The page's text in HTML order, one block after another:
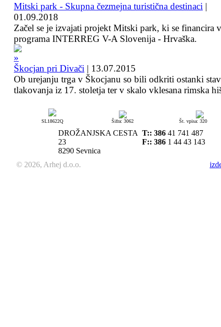
Mitski park - Skupna čezmejna turistična destinaci |
01.09.2018
Začel se je izvajati projekt Mitski park, ki se financira
programa INTERREG V-A Slovenija - Hrvaška.
Škocjan pri Divači | 13.07.2015
Ob urejanju trga v Škocjanu so bili odkriti ostanki
tlakovanja iz 17. stoletja ter v skalo vklesana rimska
SL18622Q Šifra: 3062 Št. vpisa: 320
DROŽANJSKA CESTA
23
8290 Sevnica
T:: 386 41 741 487
F:: 386 1 44 43 143
© 2026, Arhej d.o.o.